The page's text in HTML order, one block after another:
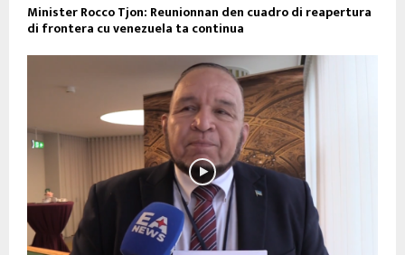
Minister Rocco Tjon: Reunionnan den cuadro di reapertura
di frontera cu venezuela ta continua